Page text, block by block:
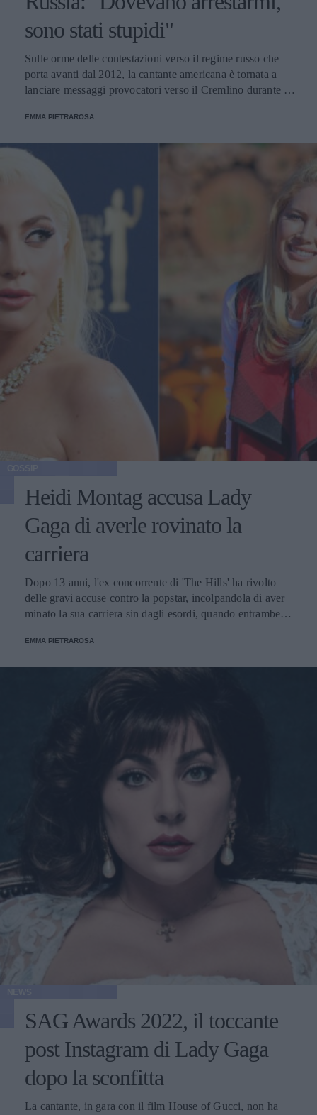
sono stati stupidi"
Sulle orme delle contestazioni verso il regime russo che
porta avanti dal 2012, la cantante americana è tornata a
lanciare messaggi provocatori verso il Cremlino durante il
EMMA PIETRAROSA
Heidi Montag accusa Lady
Gaga di averle rovinato la
carriera
Dopo 13 anni, l'ex concorrente di 'The Hills' ha rivolto
delle gravi accuse contro la popstar, incolpandola di aver
minato la sua carriera sin dagli esordi, quando entrambe
EMMA PIETRAROSA
SAG Awards 2022, il toccante
post Instagram di Lady Gaga
dopo la sconfitta
La cantante, in gara con il film House of Gucci, non ha